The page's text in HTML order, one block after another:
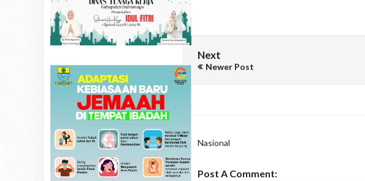
Next
Newer Post
Nasional
Post A Comment: